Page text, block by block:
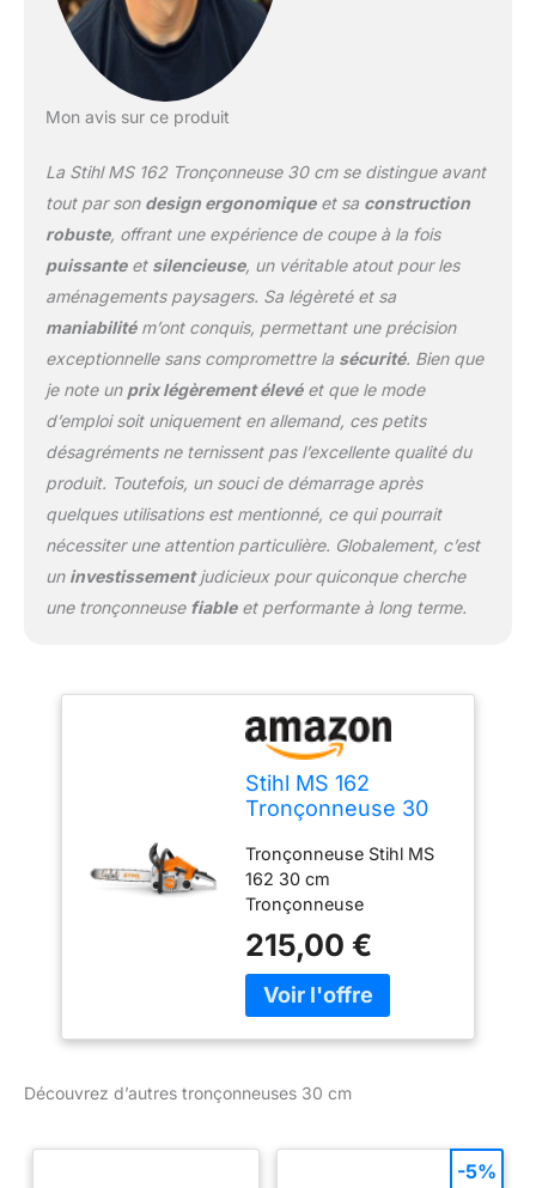
Mon avis sur ce produit
La Stihl MS 162 Tronçonneuse 30 cm se distingue avant
tout par son design ergonomiqueet sa construction
robuste, offrant une expérience de coupe à la fois
puissanteet silencieuse, un véritable atout pour les
aménagements paysagers. Sa légèreté et sa
maniabilitém’ont conquis, permettant une précision
exceptionnelle sans compromettre la sécurité. Bien que
je note un prix légèrement élevéet que le mode
d’emploi soit uniquement en allemand, ces petits
désagréments ne ternissent pas l’excellente qualité du
produit. Toutefois, un souci de démarrage après
quelques utilisations est mentionné, ce qui pourrait
nécessiter une attention particulière. Globalement, c’est
un investissementjudicieux pour quiconque cherche
une tronçonneuse fiableet performante à long terme.
Stihl MS 162
Tronçonneuse 30
Tronçonneuse Stihl MS
162 30 cm
Tronçonneuse
215,00 €
Découvrez d’autres tronçonneuses 30 cm
-5%